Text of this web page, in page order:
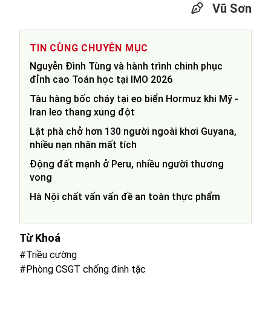
Vũ Sơn
TIN CÙNG CHUYÊN MỤC
Nguyễn Đình Tùng và hành trình chinh phục
đỉnh cao Toán học tại IMO 2026
Tàu hàng bốc cháy tại eo biển Hormuz khi Mỹ -
Iran leo thang xung đột
Lật phà chở hơn 130 người ngoài khơi Guyana,
nhiều nạn nhân mất tích
Động đất mạnh ở Peru, nhiều người thương
vong
Hà Nội chất vấn vấn đề an toàn thực phẩm
Từ Khoá
#Triều cường
#Phòng CSGT chống đinh tặc